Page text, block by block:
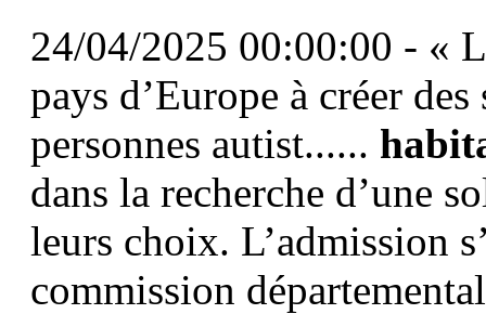
24/04/2025 00:00:00 - «
pays d’Europe à créer
personnes autist......
dans la recherche d’une
leurs choix. L’admission
commission